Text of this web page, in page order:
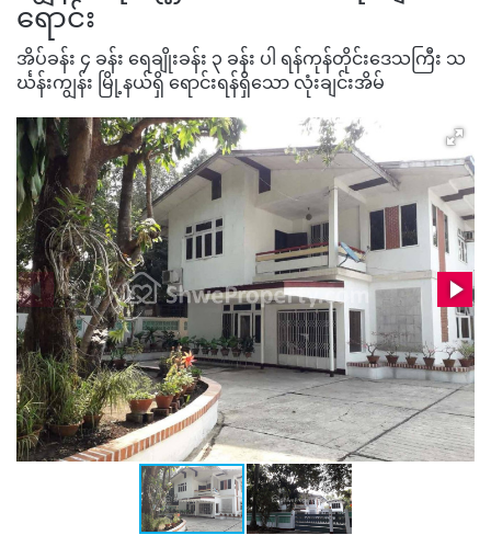
ရောင်း
အိပ်ခန်း ၄ ခန်း ရေချိုးခန်း ၃ ခန်း ပါ ရန်ကုန်တိုင်းဒေသကြီး သ
င်္ဃန်းကျွန်း မြို့နယ်ရှိ ရောင်းရန်ရှိသော လုံးချင်းအိမ်